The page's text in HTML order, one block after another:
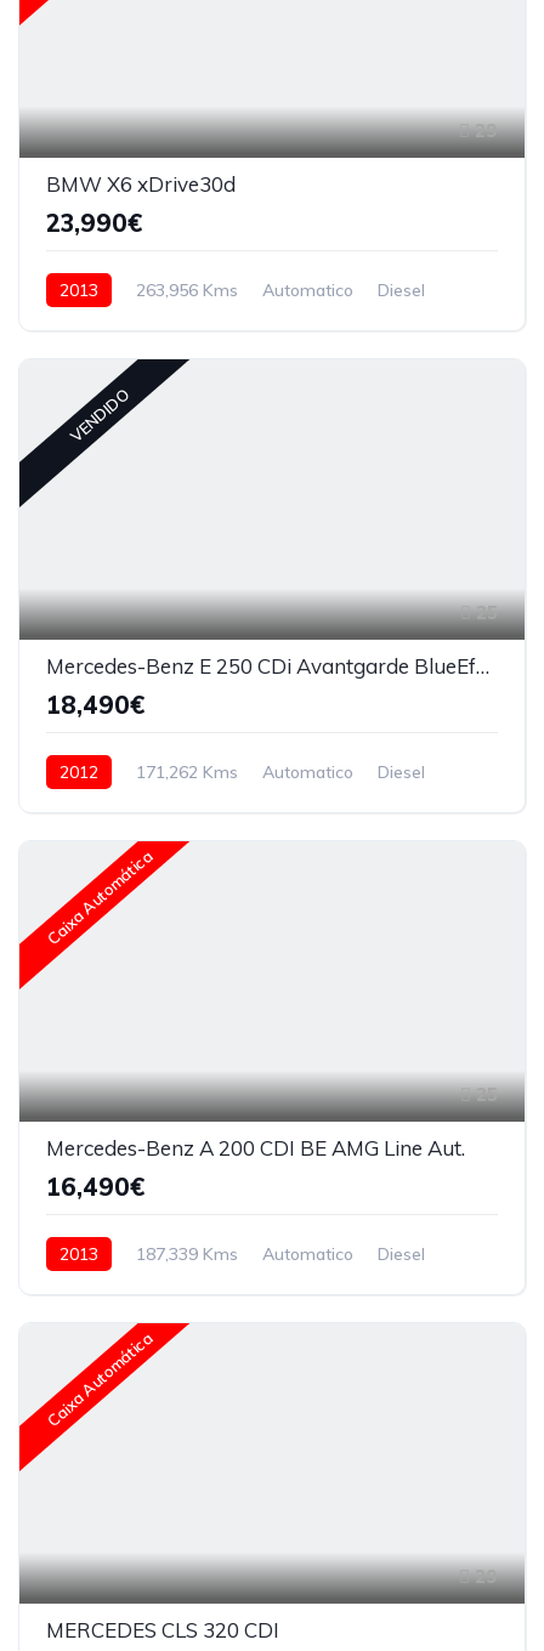
29
BMW X6 xDrive30d
23,990€
2013 263,956 Kms Automatico Diesel
VENDIDO
25
Mercedes-Benz E 250 CDi Avantgarde BlueEfficiency Auto
18,490€
2012 171,262 Kms Automatico Diesel
Caixa Automática
25
Mercedes-Benz A 200 CDI BE AMG Line Aut.
16,490€
2013 187,339 Kms Automatico Diesel
Caixa Automática
29
MERCEDES CLS 320 CDI